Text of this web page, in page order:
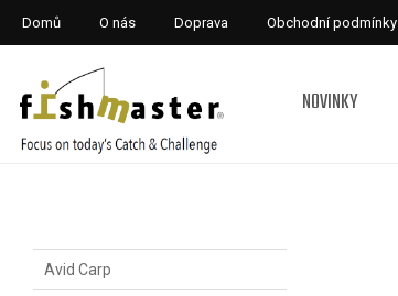
Domů O nás Doprava Obchodní podmínky
NOVINKY
Avid Carp